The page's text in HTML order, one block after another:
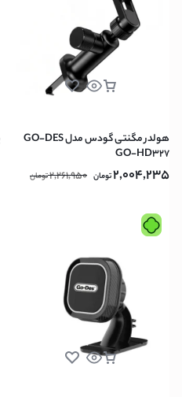
هولدر مگنتی گودس مدل GO-DES
GO-HD327
2,004,235تومان 2,261,950تومان